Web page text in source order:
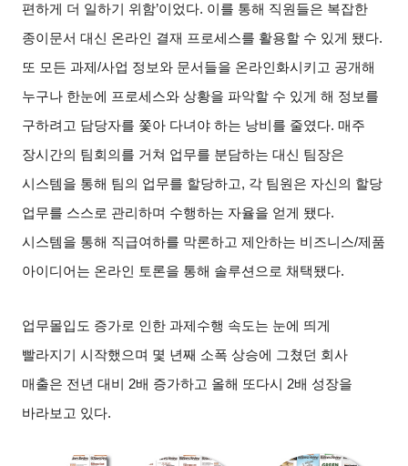
편하게 더 일하기 위함’이었다. 이를 통해 직원들은 복잡한
종이문서 대신 온라인 결재 프로세스를 활용할 수 있게 됐다.
또 모든 과제/사업 정보와 문서들을 온라인화시키고 공개해
누구나 한눈에 프로세스와 상황을 파악할 수 있게 해 정보를
구하려고 담당자를 쫓아 다녀야 하는 낭비를 줄였다.매주
장시간의 팀회의를 거쳐 업무를 분담하는 대신 팀장은
시스템을 통해 팀의 업무를 할당하고, 각 팀원은 자신의 할당
업무를 스스로 관리하며 수행하는 자율을 얻게 됐다.
시스템을 통해 직급여하를 막론하고 제안하는 비즈니스/제품
아이디어는 온라인 토론을 통해 솔루션으로 채택됐다.
업무몰입도 증가로 인한 과제수행 속도는 눈에 띄게
빨라지기 시작했으며 몇 년째 소폭 상승에 그쳤던 회사
매출은 전년 대비
2배 증가하고 올해 또다시 2배 성장을
바라보고 있다.